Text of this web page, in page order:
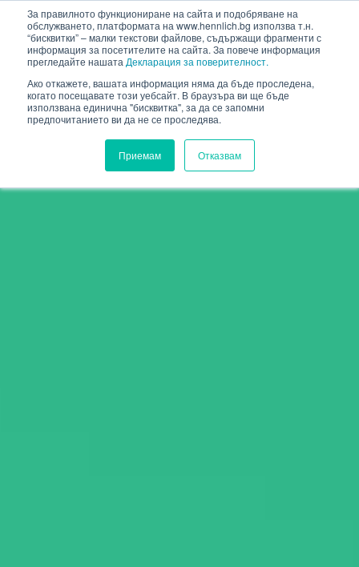
За правилното функциониране на сайта и подобряване на
обслужването, платформата на www.hennlich.bg използва т.н.
“бисквитки” – малки текстови файлове, съдържащи фрагменти с
информация за посетителите на сайта. За повече информация
прегледайте нашата Декларация за поверителност.
Ако откажете, вашата информация няма да бъде проследена,
когато посещавате този уебсайт. В браузъра ви ще бъде
използвана единична "бисквитка", за да се запомни
предпочитанието ви да не се проследява.
Приемам Отказвам
HENNLICH